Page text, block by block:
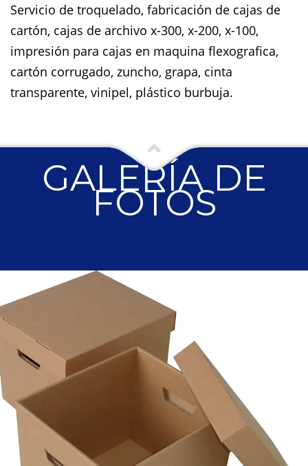
Servicio de troquelado, fabricación de cajas de
cartón, cajas de archivo x-300, x-200, x-100,
impresión para cajas en maquina flexografica,
cartón corrugado, zuncho, grapa, cinta
transparente, vinipel, plástico burbuja.
GALERÍA DE
FOTOS